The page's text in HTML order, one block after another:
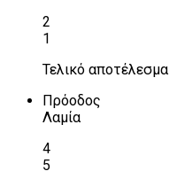
2
1
Τελικό αποτέλεσμα
Πρόοδος
Λαμία
4
5